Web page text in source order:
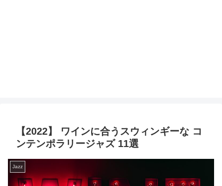
【2022】 ワインに合うスウィンギーな コ
ンテンポラリージャズ 11選
Jazz